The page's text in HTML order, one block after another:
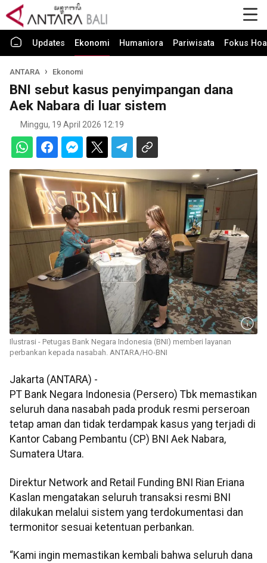
Updates Ekonomi Humaniora Pariwisata Fokus
ANTARA Ekonomi
BNI sebut kasus penyimpangan dana
Aek Nabara di luar sistem
Minggu, 19 April 2026 12:19
Ilustrasi - Petugas Bank Negara Indonesia (BNI) memberi layanan
perbankan kepada nasabah. ANTARA/HO-BNI
Jakarta (ANTARA) -
PT Bank Negara Indonesia (Persero) Tbk memastikan
seluruh dana nasabah pada produk resmi perseroan
tetap aman dan tidak terdampak kasus yang terjadi di
Kantor Cabang Pembantu (CP) BNI Aek Nabara,
Sumatera Utara.
Direktur Network and Retail Funding BNI Rian Eriana
Kaslan mengatakan seluruh transaksi resmi BNI
dilakukan melalui sistem yang terdokumentasi dan
termonitor sesuai ketentuan perbankan.
“Kami ingin memastikan kembali bahwa seluruh dana